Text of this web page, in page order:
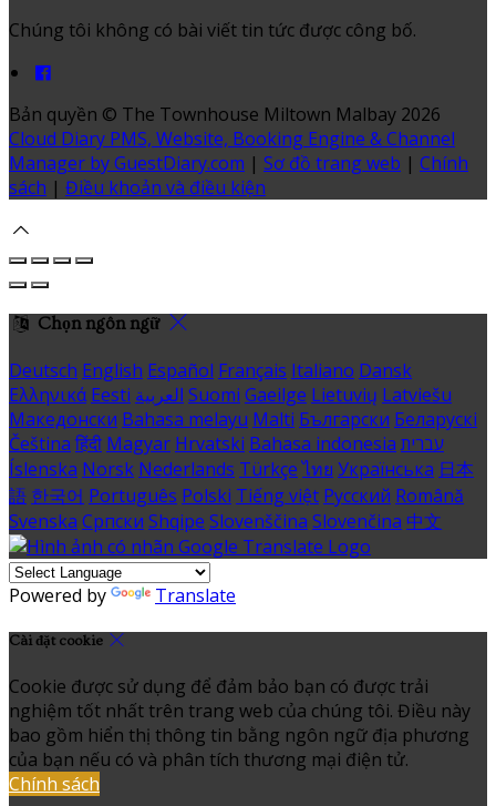
Chúng tôi không có bài viết tin tức được công bố.
Bản quyền © The Townhouse Miltown Malbay 2026
Cloud Diary PMS, Website, Booking Engine & Channel
Manager by GuestDiary.com | Sơ đồ trang web | Chính
sách | Điều khoản và điều kiện
Chọn ngôn ngữ
Deutsch English Español Français Italiano Dansk
Ελληνικά Eesti العربية Suomi Gaeilge Lietuvių Latviešu
Македонски Bahasa melayu Malti Български Беларускі
Čeština हिंदी Magyar Hrvatski Bahasa indonesia עברית
Íslenska Norsk Nederlands Türkçe ไทย Українська 日本
語 한국어 Português Polski Tiếng việt Русский Română
Svenska Српски Shqipe Slovenščina Slovenčina 中文
Powered by Translate
Cài đặt cookie
Cookie được sử dụng để đảm bảo bạn có được trải
nghiệm tốt nhất trên trang web của chúng tôi. Điều này
bao gồm hiển thị thông tin bằng ngôn ngữ địa phương
của bạn nếu có và phân tích thương mại điện tử.
Chính sách